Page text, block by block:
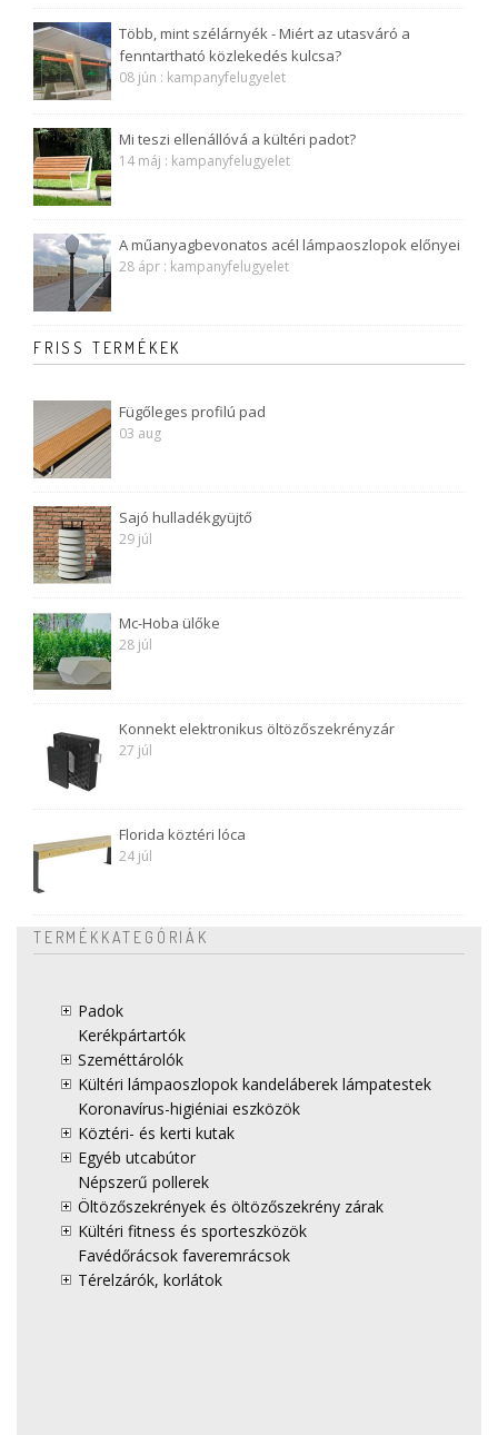
Több, mint szélárnyék - Miért az utasváró a
fenntartható közlekedés kulcsa?
08 jún : kampanyfelugyelet
Mi teszi ellenállóvá a kültéri padot?
14 máj : kampanyfelugyelet
A műanyagbevonatos acél lámpaoszlopok előnyei
28 ápr : kampanyfelugyelet
FRISS TERMÉKEK
Fügőleges profilú pad
03 aug
Sajó hulladékgyüjtő
29 júl
Mc-Hoba ülőke
28 júl
Konnekt elektronikus öltözőszekrényzár
27 júl
Florida köztéri lóca
24 júl
TERMÉKKATEGÓRIÁK
Padok
Kerékpártartók
Szeméttárolók
Kültéri lámpaoszlopok kandeláberek lámpatestek
Koronavírus-higiéniai eszközök
Köztéri- és kerti kutak
Egyéb utcabútor
Népszerű pollerek
Öltözőszekrények és öltözőszekrény zárak
Kültéri fitness és sporteszközök
Favédőrácsok faveremrácsok
Térelzárók, korlátok